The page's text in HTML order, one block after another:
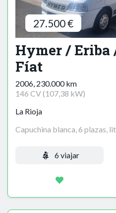
27.500 €
Hymer / Eriba
Fíat
2006, 230.000 km
146 CV (107,38 kW)
La Rioja
Capuchina blanca, 6 plazas,
6 viajar